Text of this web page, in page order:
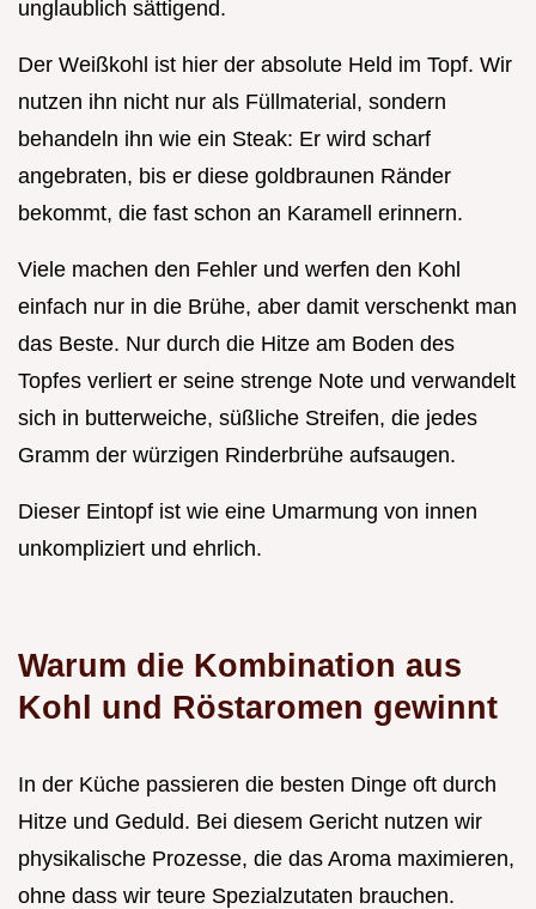
unglaublich sättigend.
Der Weißkohl ist hier der absolute Held im Topf. Wir
nutzen ihn nicht nur als Füllmaterial, sondern
behandeln ihn wie ein Steak: Er wird scharf
angebraten, bis er diese goldbraunen Ränder
bekommt, die fast schon an Karamell erinnern.
Viele machen den Fehler und werfen den Kohl
einfach nur in die Brühe, aber damit verschenkt man
das Beste. Nur durch die Hitze am Boden des
Topfes verliert er seine strenge Note und verwandelt
sich in butterweiche, süßliche Streifen, die jedes
Gramm der würzigen Rinderbrühe aufsaugen.
Dieser Eintopf ist wie eine Umarmung von innen
unkompliziert und ehrlich.
Warum die Kombination aus
Kohl und Röstaromen gewinnt
In der Küche passieren die besten Dinge oft durch
Hitze und Geduld. Bei diesem Gericht nutzen wir
physikalische Prozesse, die das Aroma maximieren,
ohne dass wir teure Spezialzutaten brauchen.